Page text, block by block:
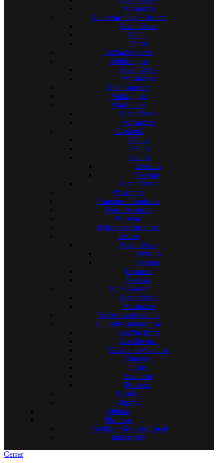
Mecánicas
Collareta / Tapa Costura
Automáticas
Cañón
Planas
Dobladilladoras
Doble aguja
Automáticas
Mecánicas
Doble arrastre
Multiagujas
Ojaladoras
Automáticas
Mecánicas
Overlock
3 Hilos
4 Hilos
5 Hilos
Livianas
Pesadas
Automáticas
Pasa cinto
Patrones / Bordados
Pega eleasticos
Peleteras
Rebajadora de cuero
Rectas
Automáticas
Livianas
Pesadas
Livianas
Pesadas
Triple arrastre
Automáticas
Mecánicas
Triple arrastre cañon
Unidades automaticas
Bolsillo jeans
Bolsillo ojal
Cartera de chombas
Cinturera
Ojales
Pasa cinto
Patrones
Usadas
Zig-zag
Ofertas
Planchas
Familiar / Semi-industrial
Industriales
Cerrar